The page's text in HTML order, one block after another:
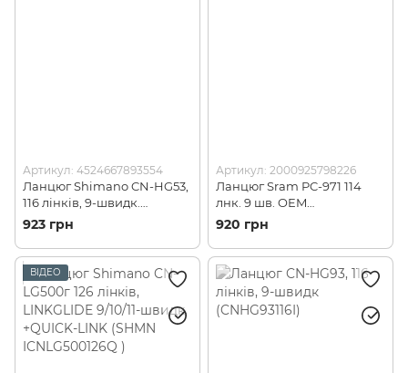
Артикул: 4524667893554
Ланцюг Shimano CN-HG53,
116 лінків, 9-швидк.
(CNHG53C116I)
923 грн
Артикул: 2000925798226
Ланцюг Sram PC-971 114
лнк. 9 шв. OEM
(87.2745.114.116)
920 грн
ВІДЕО